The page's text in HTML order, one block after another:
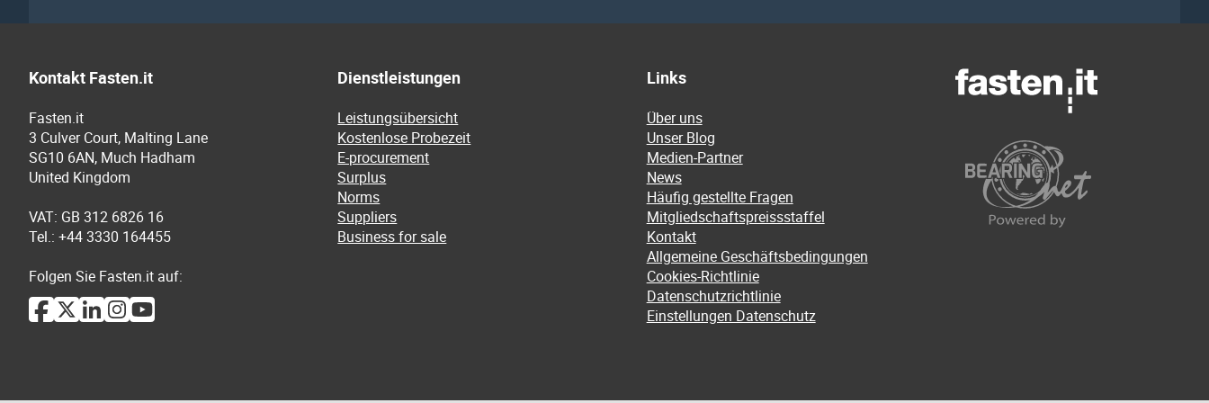
Kontakt Fasten.it
Fasten.it
3 Culver Court, Malting Lane
SG10 6AN, Much Hadham
United Kingdom
VAT: GB 312 6826 16
Tel.: +44 3330 164455
Folgen Sie Fasten.it auf:
Dienstleistungen
Leistungsübersicht
Kostenlose Probezeit
E-procurement
Surplus
Norms
Suppliers
Business for sale
Links
Über uns
Unser Blog
Medien-Partner
News
Häufig gestellte Fragen
Mitgliedschaftspreissstaffel
Kontakt
Allgemeine Geschäftsbedingungen
Cookies-Richtlinie
Datenschutzrichtlinie
Einstellungen Datenschutz